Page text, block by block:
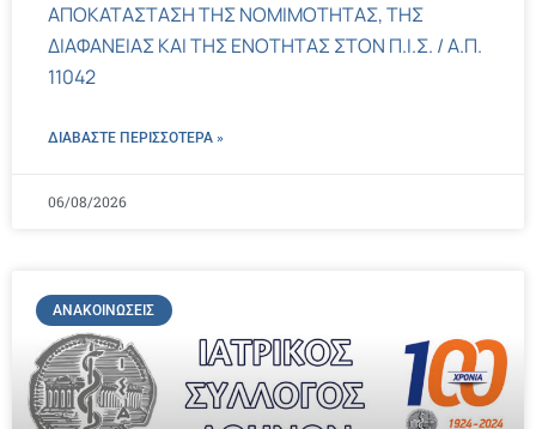
ΑΠΟΚΑΤΑΣΤΑΣΗ ΤΗΣ ΝΟΜΙΜΟΤΗΤΑΣ, ΤΗΣ
ΔΙΑΦΑΝΕΙΑΣ ΚΑΙ ΤΗΣ ΕΝΟΤΗΤΑΣ ΣΤΟΝ Π.Ι.Σ. / Α.Π.
11042
ΔΙΑΒΑΣΤΕ ΠΕΡΙΣΣΌΤΕΡΑ »
06/08/2026
ΑΝΑΚΟΙΝΏΣΕΙΣ